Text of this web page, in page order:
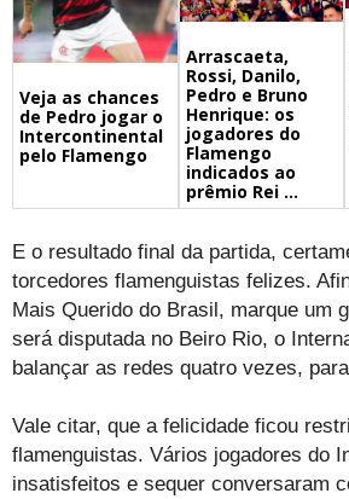
Veja as chances
de Pedro jogar o
Intercontinental
pelo Flamengo
Arrascaeta,
Rossi, Danilo,
Pedro e Bruno
Henrique: os
jogadores do
Flamengo
indicados ao
prêmio Rei ...
E o resultado final da partida,
torcedores flamenguistas felizes.
Mais Querido do Brasil, marque um
será disputada no Beiro Rio, o
balançar as redes quatro vezes,
Vale citar, que a felicidade ficou
flamenguistas. Vários jogadores do
insatisfeitos e sequer conversaram